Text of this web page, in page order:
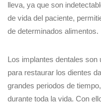
lleva, ya que son
de vida del paciente,
de determinados alimentos.
Los implantes dentales son
para restaurar los dientes
grandes periodos de
durante toda la vida. Con